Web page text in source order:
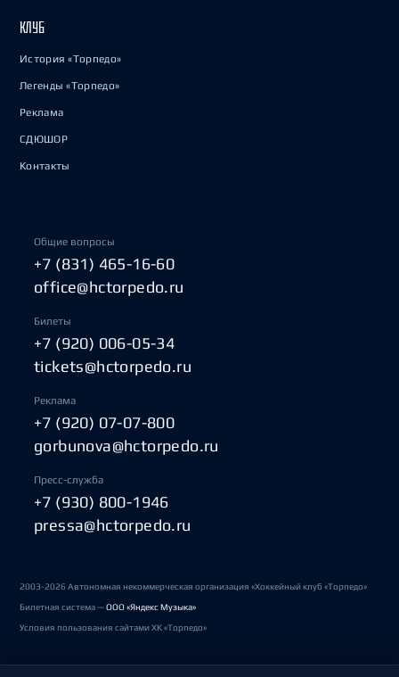
КЛУБ
История «Торпедо»
Легенды «Торпедо»
Реклама
СДЮШОР
Контакты
Общие вопросы
+7 (831) 465-16-60
office@hctorpedo.ru
Билеты
+7 (920) 006-05-34
tickets@hctorpedo.ru
Реклама
+7 (920) 07-07-800
gorbunova@hctorpedo.ru
Пресс-служба
+7 (930) 800-1946
pressa@hctorpedo.ru
2003-2026 Автономная некоммерческая организация «Хоккейный клуб «Торпедо»
Билетная система —ООО «Яндекс Музыка»
Условия пользования сайтами ХК «Торпедо»